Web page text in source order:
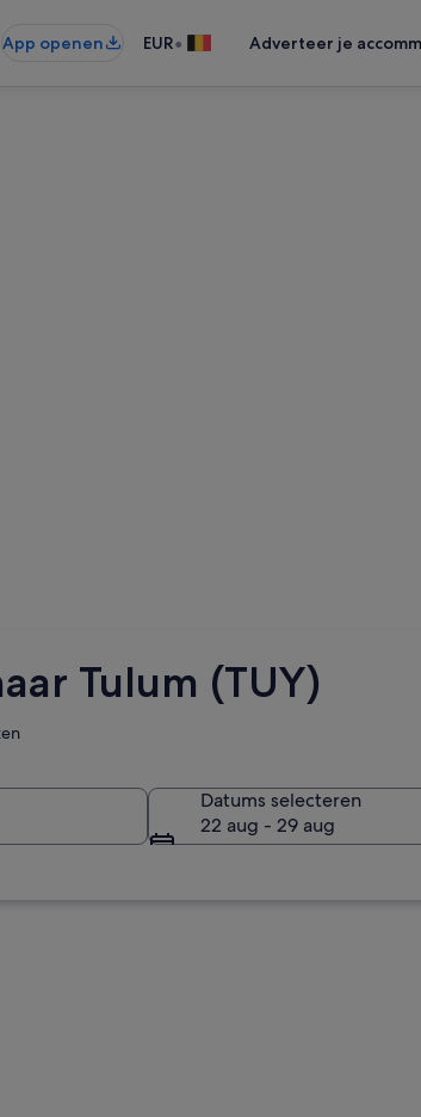
App openen EUR• Adverteer je
Tulum (TUY)
Datums selecteren
22 aug - 29 aug